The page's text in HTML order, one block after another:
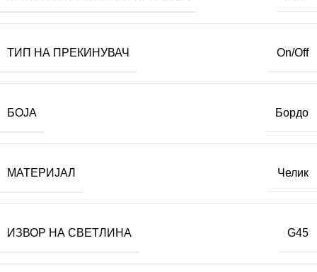
ТИП НА ПРЕКИНУВАЧ On/Off
БОЈА Бордо
МАТЕРИЈАЛ Челик
ИЗВОР НА СВЕТЛИНА G45